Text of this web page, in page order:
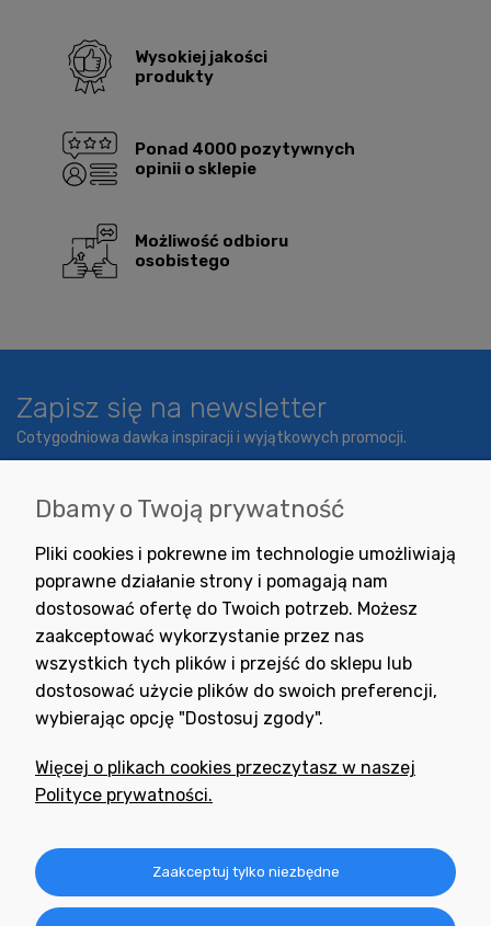
Wysokiej jakości
produkty
Ponad 4000 pozytywnych
opinii o sklepie
Możliwość odbioru
osobistego
Zapisz się na newsletter
Cotygodniowa dawka inspiracji i wyjątkowych promocji.
Wyrażam zgodę na otrzymywanie newslettera z inspiracjami,
nowościami i promocjami.
Potrzebujesz pomocy
+48 791 806 804
Informacje
Obsługa zamówień
Dbamy o Twoją prywatność
Pliki cookies i pokrewne im technologie umożliwiają
poprawne działanie strony i pomagają nam
dostosować ofertę do Twoich potrzeb. Możesz
zaakceptować wykorzystanie przez nas
wszystkich tych plików i przejść do sklepu lub
dostosować użycie plików do swoich preferencji,
wybierając opcję "Dostosuj zgody".
Więcej o plikach cookies przeczytasz w naszej
Polityce prywatności.
Zaakceptuj tylko niezbędne